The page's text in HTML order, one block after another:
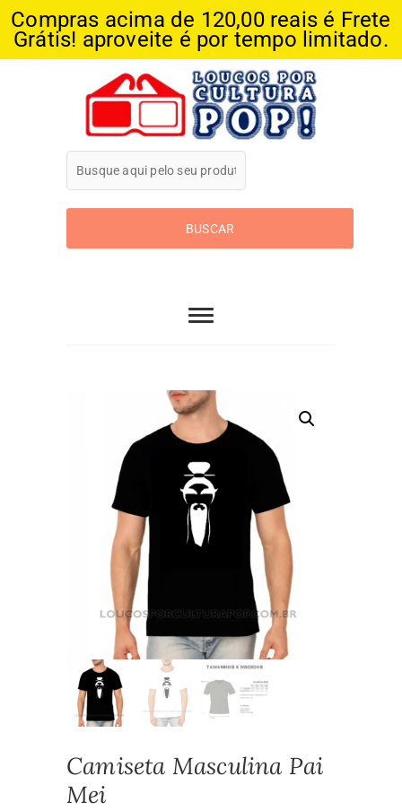
Compras acima de 120,00 reais é Frete
Grátis! aproveite é por tempo limitado.
Loucos Por
Cultura Pop
Camiseta Masculina Pai
Mei